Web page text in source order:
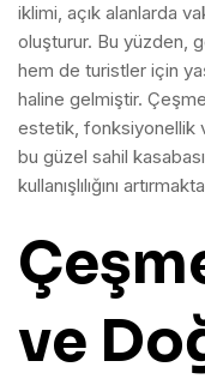
iklimi, açık alanlarda
oluşturur. Bu yüzden,
hem de turistler için
haline gelmiştir.
estetik, fonksiyonellik
bu güzel sahil
kullanışlılığını
ve